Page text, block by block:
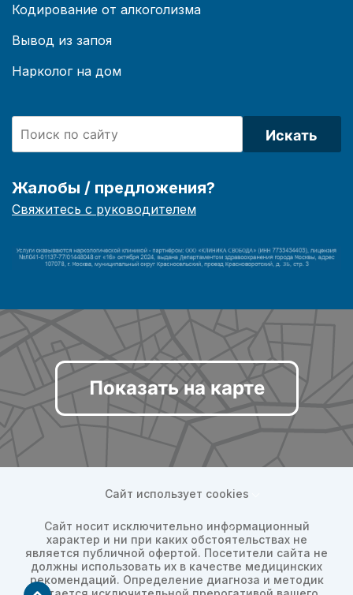
Кодирование от алкоголизма
Вывод из запоя
Нарколог на дом
Искать
Жалобы / предложения?
Свяжитесь с руководителем
Показать на карте
Сайт использует cookies
Сайт носит исключительно информационный
характер и ни при каких обстоятельствах не
является публичной офертой. Посетители сайта не
должны использовать их в качестве медицинских
рекомендаций. Определение диагноза и методик